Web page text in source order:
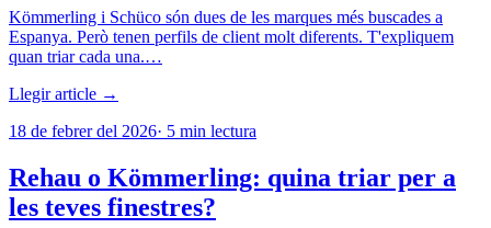
Kömmerling i Schüco són dues de les marques més buscades a
Espanya. Però tenen perfils de client molt diferents. T'expliquem
quan triar cada una.…
Llegir article →
18 de febrer del 2026· 5 min lectura
Rehau o Kömmerling: quina triar per a
les teves finestres?